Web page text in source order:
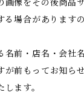
像をその後商品
る場合があります
名前・店名・会社
前もってお知らせ
ます。